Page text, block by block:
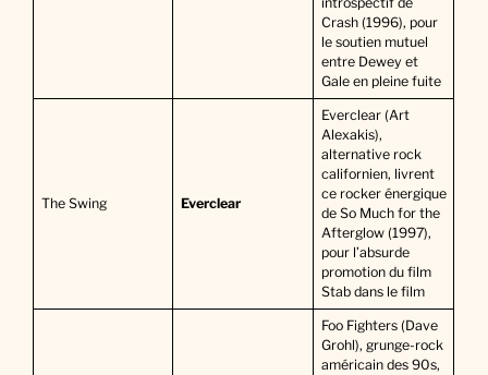
Crash (1996), pour
le soutien mutuel
entre Dewey et
Gale en pleine fuite
The Swing Everclear
Everclear (Art
Alexakis),
alternative rock
californien, livrent
ce rocker énergique
de So Much for the
Afterglow (1997),
pour l’absurde
promotion du film
Stab dans le film
Foo Fighters (Dave
Grohl), grunge-rock
américain des 90s,